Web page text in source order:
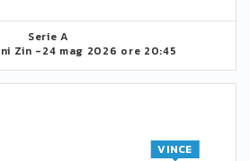
Serie A
Zin -24 mag 2026 ore 20:45
VINCE